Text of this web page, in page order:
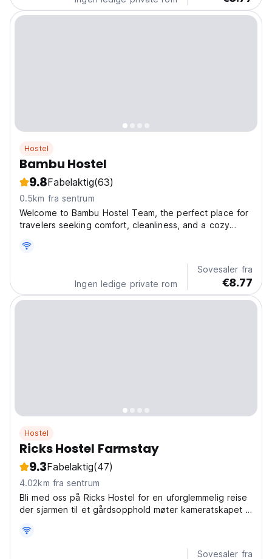
Hostel
Bambu Hostel
9.8Fabelaktig(63)
0.5km fra sentrum
Welcome to Bambu Hostel Team, the perfect place for
travelers seeking comfort, cleanliness, and a cozy
designed to ensure a restful stay. With a great location
and a friendly team always ready to assist you,...
Ingen ledige private rom
Sovesaler fra
€8.77
Hostel
Ricks Hostel Farmstay
9.3Fabelaktig(47)
4.02km fra sentrum
Bli med oss ​​på Ricks Hostel for en uforglemmelig reise
der sjarmen til et gårdsopphold møter kameratskapet til
Sovesaler fra